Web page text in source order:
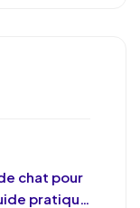
chat pour
pratique